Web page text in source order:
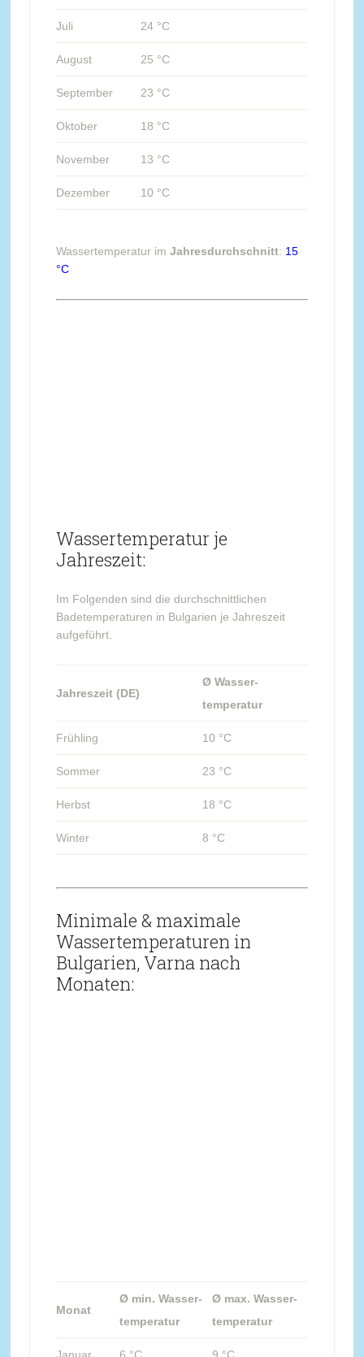
Juli 24 °C
August 25 °C
September 23 °C
Oktober 18 °C
November 13 °C
Dezember 10 °C
Wassertemperatur im Jahresdurchschnitt: 15
°C
Wassertemperatur je
Jahreszeit:
Im Folgenden sind die durchschnittlichen
Badetemperaturen in Bulgarien je Jahreszeit
aufgeführt.
Jahreszeit (DE)
Ø Wasser-
temperatur
Frühling 10 °C
Sommer 23 °C
Herbst 18 °C
Winter 8 °C
Minimale & maximale
Wassertemperaturen in
Bulgarien, Varna nach
Monaten:
Monat
Ø min. Wasser-
temperatur
Ø max. Wasser-
temperatur